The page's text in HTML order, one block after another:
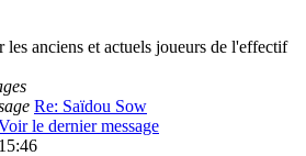
les anciens et actuels joueurs de l'effectif
Re: Saïdou Sow
le dernier message